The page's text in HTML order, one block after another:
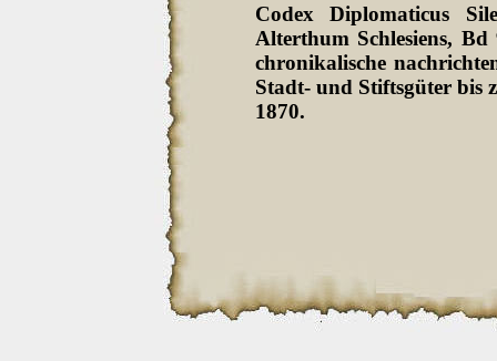
Codex Diplomaticus
Alterthum Schlesiens,
chronikalische
Stadt- und Stiftsgüter bis
1870.